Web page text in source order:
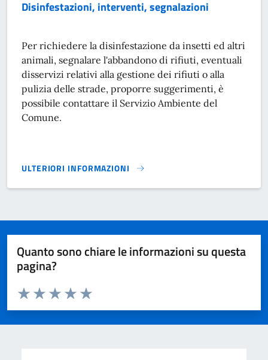
Disinfestazioni, interventi, segnalazioni
Per richiedere la disinfestazione da insetti ed altri
animali, segnalare l'abbandono di rifiuti, eventuali
disservizi relativi alla gestione dei rifiuti o alla
pulizia delle strade, proporre suggerimenti, è
possibile contattare il Servizio Ambiente del
Comune.
ULTERIORI INFORMAZIONI
DISINFESTAZIONI, INTERVENTI, SEGNALAZIONI}
Quanto sono chiare le informazioni su questa
pagina?
Domanda
Valuta da 1 a 5 stelle la pagina
Valuta 5 stelle su 5
Valuta 4 stelle su 5
Valuta 3 stelle su 5
Valuta 2 stelle su 5
Valuta 1 stelle su 5